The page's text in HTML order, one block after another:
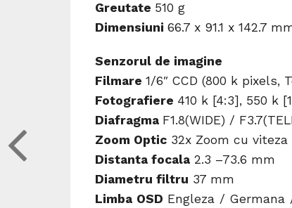
Greutate 510 g
Dimensiuni 66.7 x 91.1 x 142.7
Senzorul de imagine
Filmare 1/6″ CCD (800 k pixels,
Fotografiere 410 k [4:3], 550 k
Diafragma F1.8(WIDE) /
Zoom Optic32x Zoom cu viteza
Distanta focala2.3 –73.6 mm
Diametru filtru 37 mm
Limba OSD Engleza /